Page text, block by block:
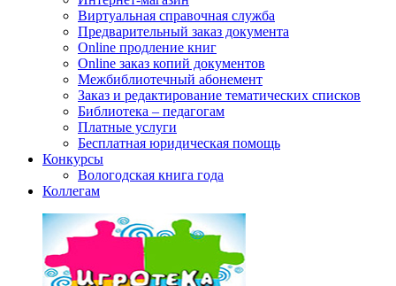
Виртуальная справочная служба
Предварительный заказ документа
Online продление книг
Online заказ копий документов
Межбиблиотечный абонемент
Заказ и редактирование тематических списков
Библиотека – педагогам
Платные услуги
Бесплатная юридическая помощь
Конкурсы
Вологодская книга года
Коллегам